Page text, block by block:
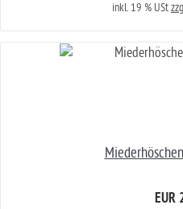
inkl. 19 % USt
EUR